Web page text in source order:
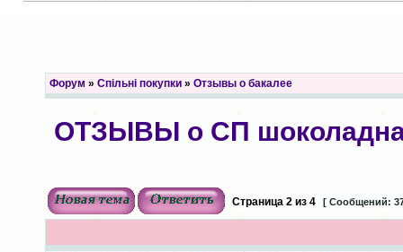
Форум » Спільні покупки» Отзывы о бакалее
ОТЗЫВЫ о СП
Страница 2из 4 [ Сообщений: